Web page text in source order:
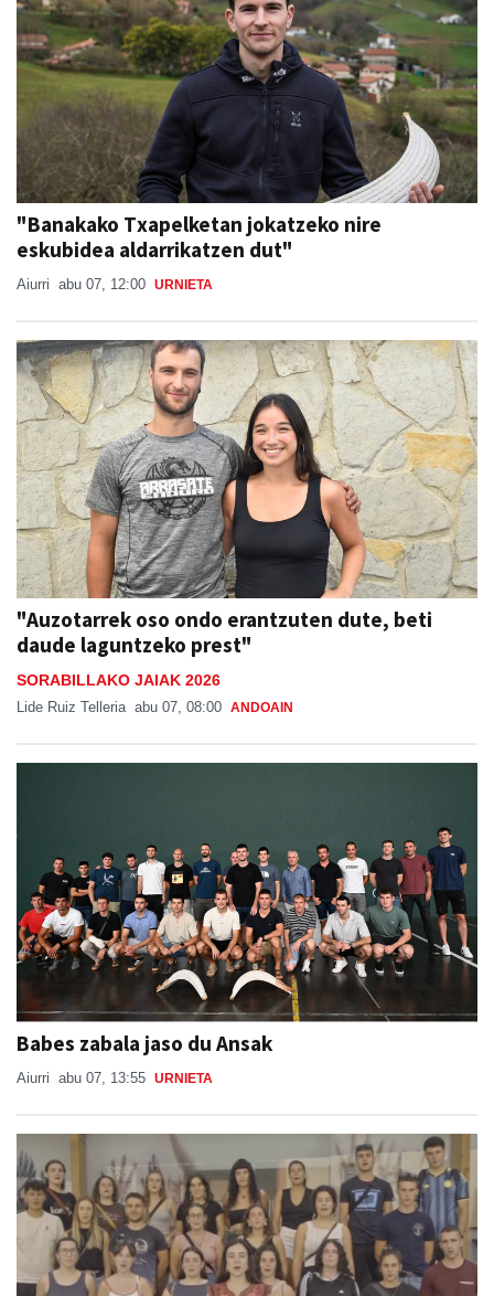
"Banakako Txapelketan jokatzeko nire
eskubidea aldarrikatzen dut"
Aiurri abu 07, 12:00 URNIETA
"Auzotarrek oso ondo erantzuten dute, beti
daude laguntzeko prest"
SORABILLAKO JAIAK 2026
Lide Ruiz Telleria abu 07, 08:00 ANDOAIN
Babes zabala jaso du Ansak
Aiurri abu 07, 13:55 URNIETA